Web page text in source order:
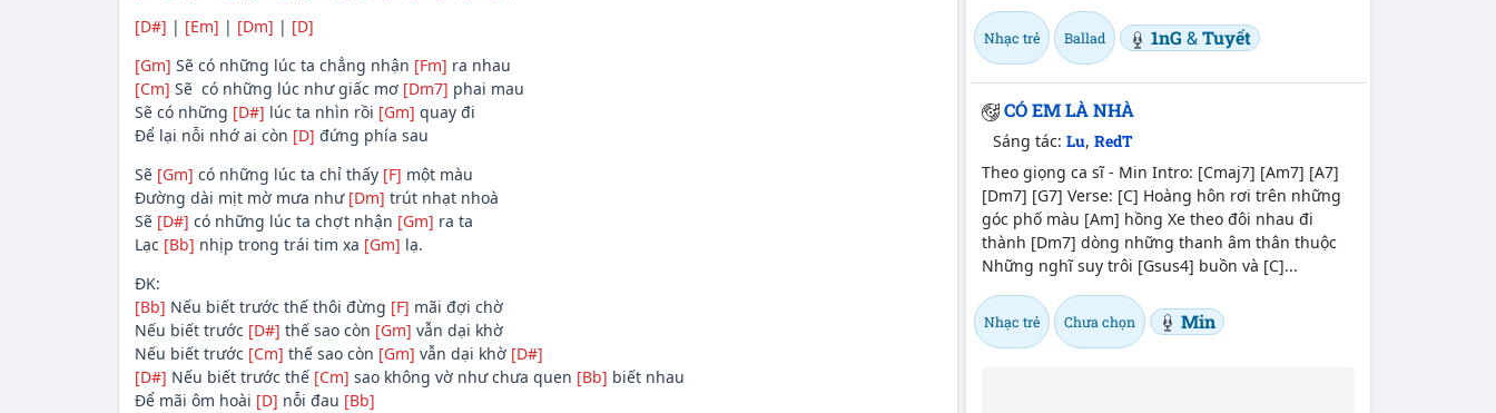
[D#] | [Em] | [Dm] | [D]
[Gm] Sẽ có những lúc ta chẳng nhận [Fm] ra nhau
[Cm] Sẽ có những lúc như giấc mơ [Dm7] phai mau
Sẽ có những [D#] lúc ta nhìn rồi [Gm] quay đi
Để lại nỗi nhớ ai còn [D] đứng phía sau
Sẽ [Gm] có những lúc ta chỉ thấy [F] một màu
Đường dài mịt mờ mưa như [Dm] trút nhạt nhoà
Sẽ [D#] có những lúc ta chợt nhận [Gm] ra ta
Lạc [Bb] nhịp trong trái tim xa [Gm] lạ.
ĐK:
[Bb] Nếu biết trước thế thôi đừng [F] mãi đợi chờ
Nếu biết trước [D#] thế sao còn [Gm] vẫn dại khờ
Nếu biết trước [Cm] thế sao còn [Gm] vẫn dại khờ [D#]
[D#] Nếu biết trước thế [Cm] sao không vờ như chưa quen [Bb] biết nhau
Để mãi ôm hoài [D] nỗi đau [Bb]
Nhạc trẻ Ballad 1nG &Tuyết
CÓ EM LÀ NHÀ
Sáng tác:Lu,RedT
Theo giọng ca sĩ - Min Intro: [Cmaj7] [Am7] [A7]
[Dm7] [G7] Verse: [C] Hoàng hôn rơi trên những
góc phố màu [Am] hồng Xe theo đôi nhau đi
thành [Dm7] dòng những thanh âm thân thuộc
Những nghĩ suy trôi [Gsus4] buồn và [C]...
Nhạc trẻ Chưa chọn Min